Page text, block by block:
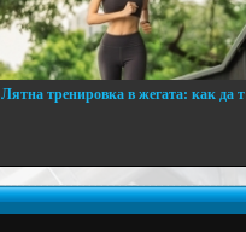
Лятна тренировка в жегата: как да т